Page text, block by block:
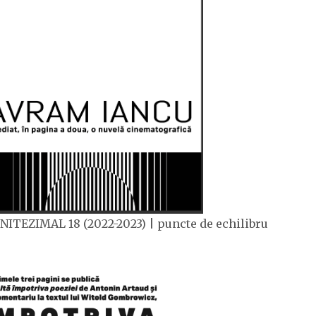
18 (2022-2023) | puncte de echilibru